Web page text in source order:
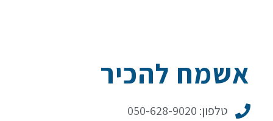
אשמח להכיר
טלפון: 050-628-9020